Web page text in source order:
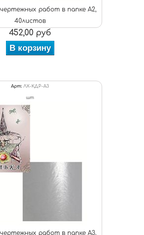
чертежных работ в папке А2,
40листов
452,00 руб
В корзину
Арт: ЛХ-КДР-А3
шт
чертежных работ в папке А3,